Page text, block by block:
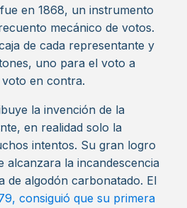
en 1868, un instrumento
mecánico de votos.
de cada representante y
uno para el voto a
en contra.
la invención de la
en realidad solo la
intentos. Su gran logro
alcanzara la incandescencia
de algodón carbonatado. El
consiguió que su primera